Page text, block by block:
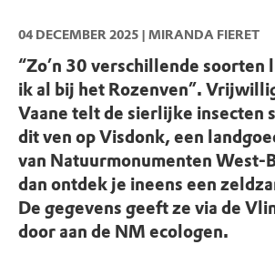
04 DECEMBER 2025 | MIRANDA FIERET
“Zo’n 30 verschillende soorten
ik al bij het Rozenven”.
Vaane telt de sierlijke insecten
dit ven op Visdonk, een
van Natuurmonumenten West-
dan ontdek je ineens een
De gegevens geeft ze via de
door aan de NM ecologen.